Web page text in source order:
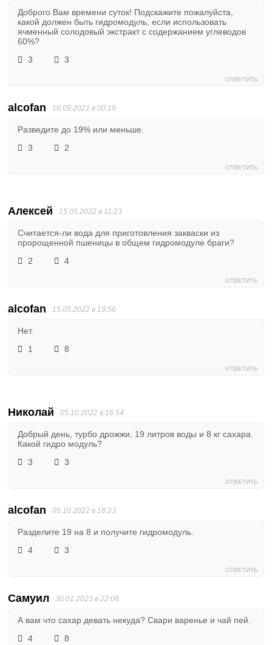
Доброго Вам времени суток! Подскажите пожалуйста,
какой должен быть гидромодуль, если использовать
ячменный солодовый экстракт с содержанием углеводов
60%?
3
3
ОТВЕТИТЬ
alcofan 10.09.2021 в 00:19
Разведите до 19% или меньше.
3
2
ОТВЕТИТЬ
Алексей 15.05.2022 в 11:23
Считается-ли вода для приготовления закваски из
пророщенной пшеницы в общем гидромодуле браги?
2
4
ОТВЕТИТЬ
alcofan 15.05.2022 в 19:56
Нет.
1
8
ОТВЕТИТЬ
Николай 05.10.2022 в 16:54
Добрый день, турбо дрожжи, 19 литров воды и 8 кг сахара.
Какой гидро модуль?
3
3
ОТВЕТИТЬ
alcofan 05.10.2022 в 18:23
Разделите 19 на 8 и получите гидромодуль.
4
3
ОТВЕТИТЬ
Самуил 30.01.2023 в 22:06
А вам что сахар девать некуда? Свари варенье и чай пей.
4
8